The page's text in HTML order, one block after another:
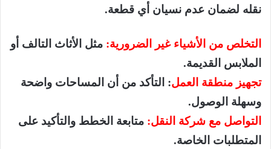
نقله لضمان عدم نسيان أي قطعة.
التخلص من الأشياء غير الضرورية: مثل الأثاث التالف أو
الملابس القديمة.
تجهيز منطقة العمل: التأكد من أن المساحات واضحة
وسهلة الوصول.
التواصل مع شركة النقل: متابعة الخطط والتأكيد على
المتطلبات الخاصة.